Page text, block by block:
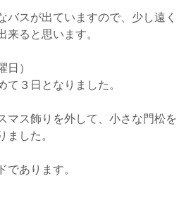
バスが出ていますので、少し遠く
来ると思います。
日）
て３日となりました。
マス飾りを外して、小さな門松を
ました。
であります。